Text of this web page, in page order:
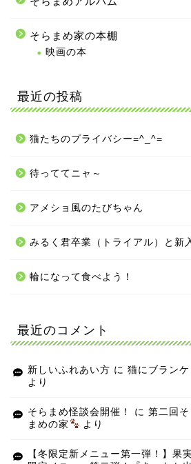
そらまめ家の本棚
映画の本
最近の投稿
猫たちのプライバシー=^_^=
待っててニャ～
アメショ風のたびちゃん
みるく君卒業（トライアル）と新
輪になって食べよう！
最近のコメント
新しいふれあい方 に 猫にブラン
より
そらまめ怪談会開催！ に 第二回
まめの家
より
【冬限定新メニュー第一弾！】果